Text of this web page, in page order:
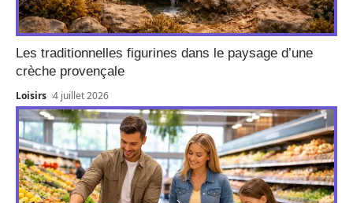
Les traditionnelles figurines dans le paysage d’une
crèche provençale
Loisirs 4 juillet 2026